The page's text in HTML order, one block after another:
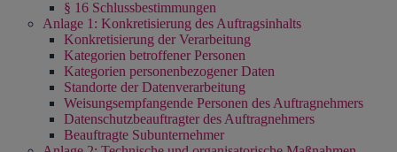
§ 16 Schlussbestimmungen
Anlage 1: Konkretisierung des Auftragsinhalts
Konkretisierung der Verarbeitung
Kategorien betroffener Personen
Kategorien personenbezogener Daten
Standorte der Datenverarbeitung
Weisungsempfangende Personen des Auftragnehmers
Datenschutzbeauftragter des Auftragnehmers
Beauftragte Subunternehmer